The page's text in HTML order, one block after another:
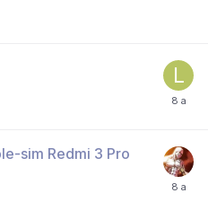
sim Redmi 3 Pro